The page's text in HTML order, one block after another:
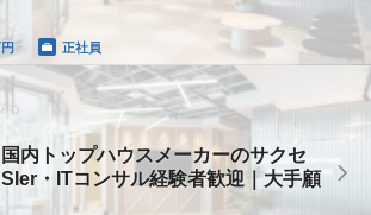
正社員
内トップハウスメーカーのサクセ
・ITコンサル経験者歓迎｜大手顧